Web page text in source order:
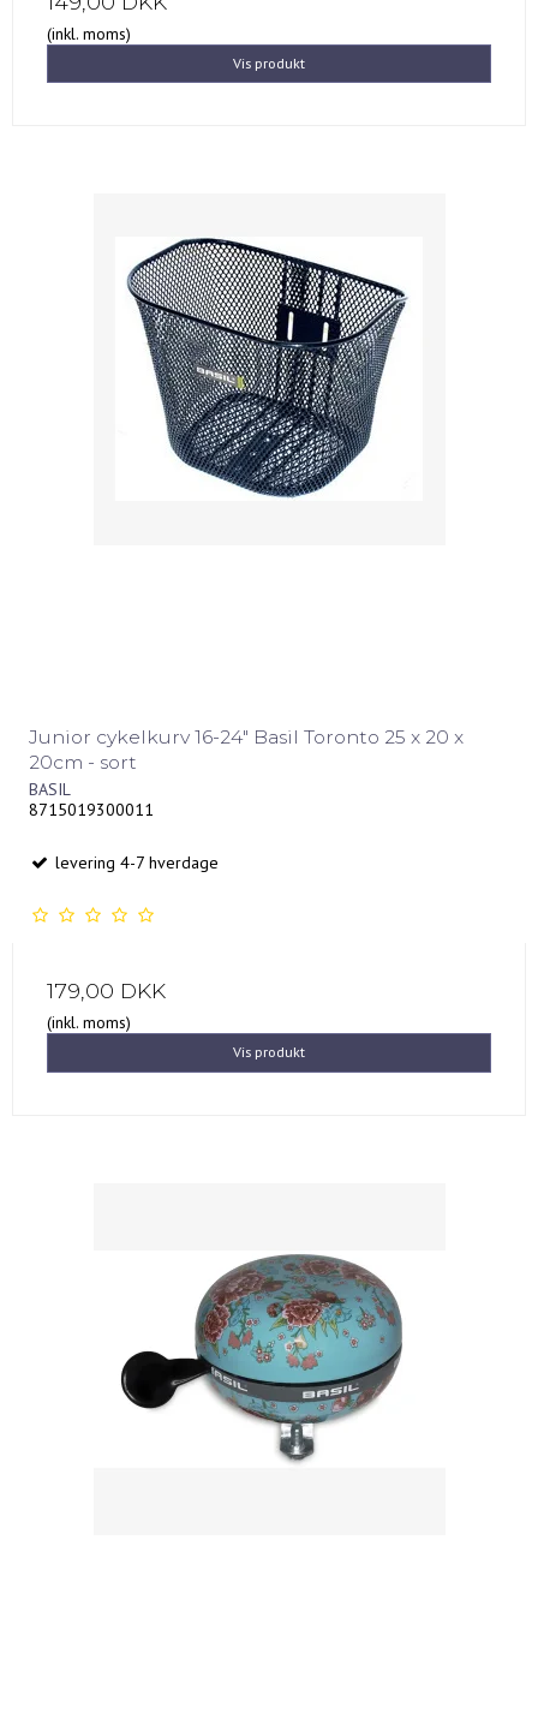
(inkl. moms)
Vis produkt
Junior cykelkurv 16-24" Basil Toronto 25 x 20 x
20cm - sort
BASIL
8715019300011
levering 4-7 hverdage
179,00 DKK
(inkl. moms)
Vis produkt